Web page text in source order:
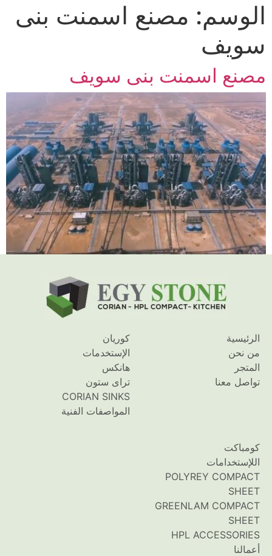
الوسم: مصنع اسمنت بنى
سويف
مصنع اسمنت بنى سويف
الرئيسية
من نحن
المتجر
تواصل معنا
كوريان
الإستخدمات
هانكس
تراى ستون
CORIAN SINKS
المواصفات الفنية
كومباكت
اللإستخدامات
POLYREY COMPACT
SHEET
GREENLAM COMPACT
SHEET
HPL ACCESSORIES
أعمالنا